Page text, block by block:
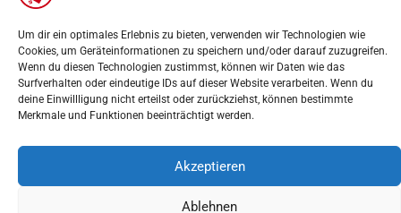
Um dir ein optimales Erlebnis zu bieten, verwenden wir Technologien wie
Cookies, um Geräteinformationen zu speichern und/oder darauf zuzugreifen.
Wenn du diesen Technologien zustimmst, können wir Daten wie das
Surfverhalten oder eindeutige IDs auf dieser Website verarbeiten. Wenn du
deine Einwillligung nicht erteilst oder zurückziehst, können bestimmte
Merkmale und Funktionen beeinträchtigt werden.
Akzeptieren
Ablehnen